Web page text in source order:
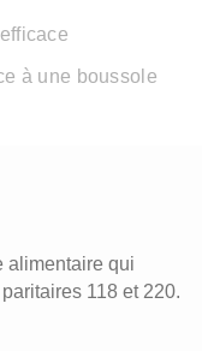
à une boussole
alimentaire qui
118 et 220.